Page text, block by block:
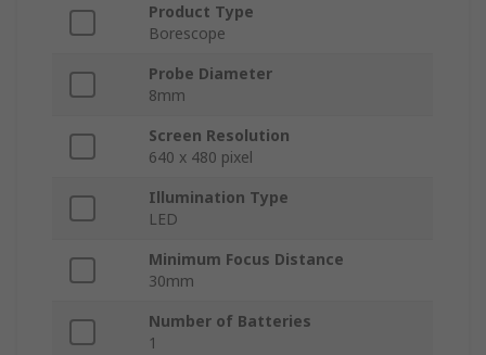
Product Type
Borescope
Probe Diameter
8mm
Screen Resolution
640 x 480 pixel
Illumination Type
LED
Minimum Focus Distance
30mm
Number of Batteries
1